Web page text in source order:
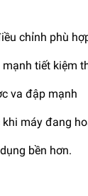
chỉnh phù
tiết kiệm
va đập mạnh
máy đang
bền hơn.